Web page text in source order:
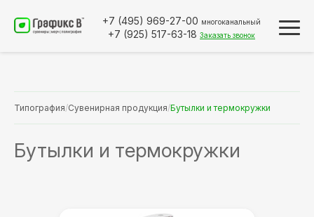
+7 (495) 969-27-00 многоканальный
+7 (925) 517-63-18 Заказать звонок
Типография/Сувенирная продукция/Бутылки и термокружки
Бутылки и термокружки